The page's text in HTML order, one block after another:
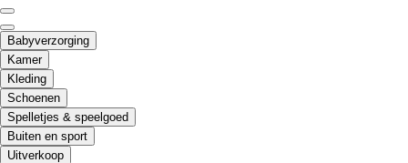
Babyverzorging
Kamer
Kleding
Schoenen
Spelletjes & speelgoed
Buiten en sport
Uitverkoop